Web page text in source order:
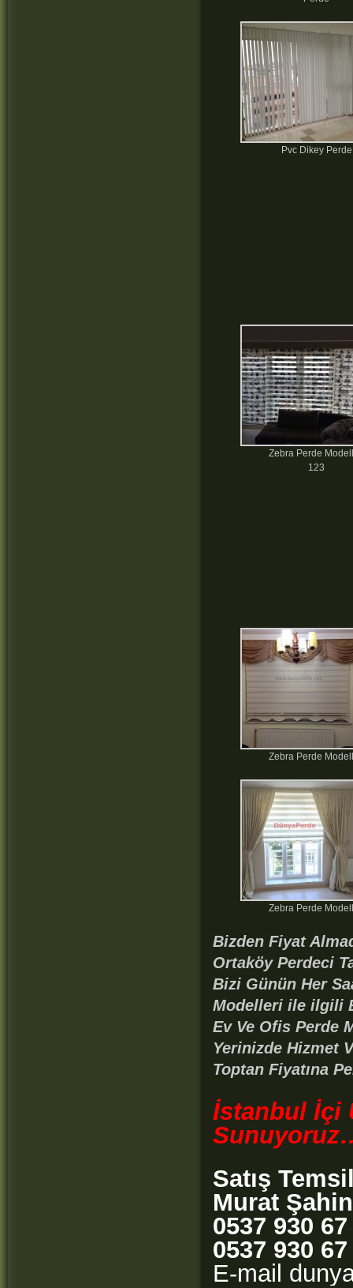
Pvc Dikey Perde
Zebra Perde
123
Zebra Perde
Zebra Perde
Bizden Fiyat
Ortaköy Perdeci
Bizi Günün Her
Modelleri ile ilgili
Ev Ve Ofis Perde
Yerinizde Hizmet
Toptan Fiyatına
İstanbul İçi
Satış
Murat Şahin
0537 930
0537 930
E-mail